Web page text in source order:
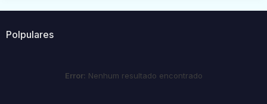
Polpulares
Error: Nenhum resultado encontrado